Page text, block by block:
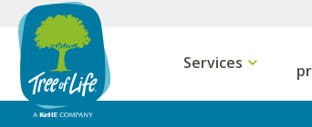
Services show